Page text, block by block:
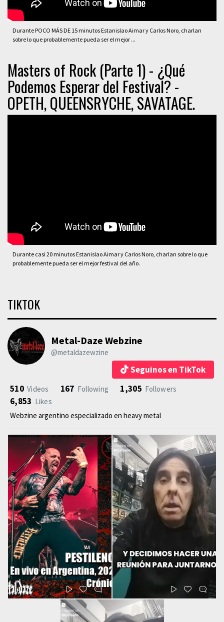
Durante POCO MÁS DE 15 minutos Estanislao Aimar y Carlos Noro, charlan
sobre lo que probablemente pueda ser el mejor ...
Masters of Rock (Parte 1) - ¿Qué
Podemos Esperar del Festival? -
OPETH, QUEENSRYCHE, SAVATAGE.
Durante casi 20 minutos Estanislao Aimar y Carlos Noro, charlan sobre lo que
probablemente pueda ser el mejor festival del año.
TIKTOK
Metal-Daze Webzine
@metaldazewzine
Seguinos en TikTok
510 Videos 167 Following 1,305 Followers
6,853 Likes
Webzine argentino especializado en heavy metal